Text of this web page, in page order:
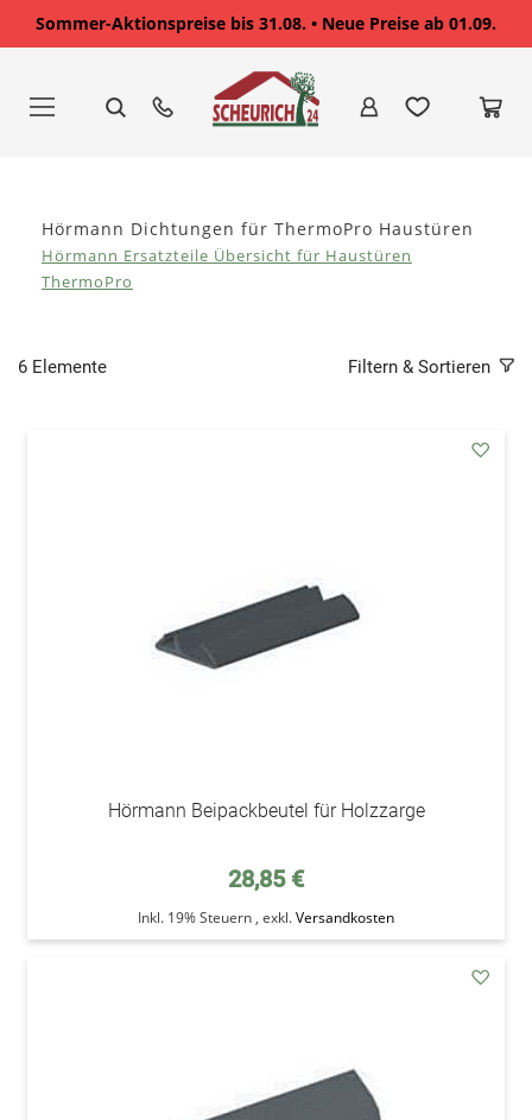
Sommer-Aktionspreise bis 31.08. • Neue Preise ab 01.09.
springen
Hörmann Dichtungen für ThermoPro Haustüren
Hörmann Ersatzteile Übersicht für Haustüren
ThermoPro
6 Elemente Filtern & Sortieren
Hörmann Beipackbeutel für Holzzarge
28,85 €
Inkl. 19% Steuern , exkl.Versandkosten